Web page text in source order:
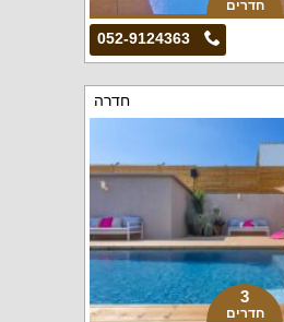
חדרים
052-9124363
חדרה
3
חדרים